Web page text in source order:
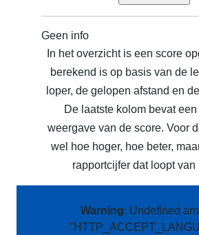
Geen info
In het overzicht is een score
berekend is op basis van de
loper, de gelopen afstand en
De laatste kolom bevat
weergave van de score. Voor
wel hoe hoger, hoe beter,
rapportcijfer dat loopt van
Warning: Undefined